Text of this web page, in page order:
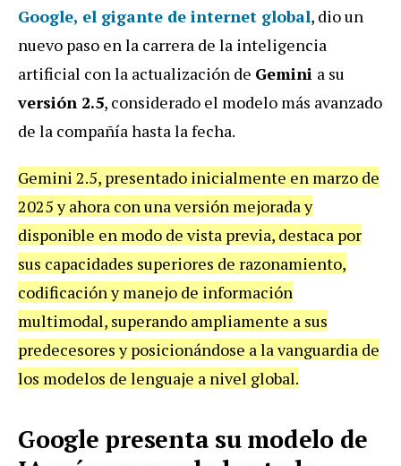
Google, el gigante de internet global, dio un
nuevo paso en la carrera de la inteligencia
artificial con la actualización de Gemini a su
versión 2.5, considerado el modelo más avanzado
de la compañía hasta la fecha.
Gemini 2.5, presentado inicialmente en marzo de
2025 y ahora con una versión mejorada y
disponible en modo de vista previa, destaca por
sus capacidades superiores de razonamiento,
codificación y manejo de información
multimodal, superando ampliamente a sus
predecesores y posicionándose a la vanguardia de
los modelos de lenguaje a nivel global.
Google presenta su modelo de